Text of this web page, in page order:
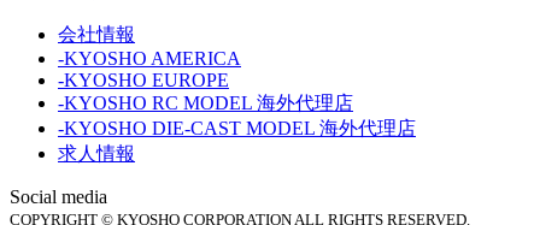
会社情報
-KYOSHO AMERICA
-KYOSHO EUROPE
-KYOSHO RC MODEL 海外代理店
-KYOSHO DIE-CAST MODEL 海外代理店
求人情報
Social media
COPYRIGHT © KYOSHO CORPORATION ALL RIGHTS RESERVED.